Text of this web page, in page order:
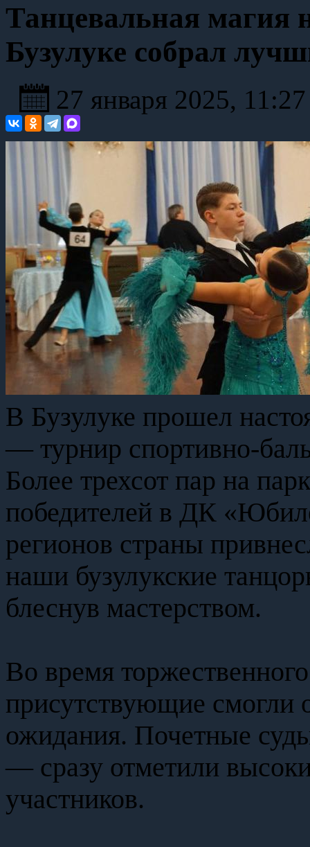
Танцевальная магия
Бузулуке собрал
27 января 2025,
В Бузулуке прошел
— турнир спортивно-
Более трехсот пар на
победителей в ДК
регионов страны
наши бузулукские
блеснув мастерством.
Во время
присутствующие смогли
ожидания. Почетные
— сразу отметили
участников.